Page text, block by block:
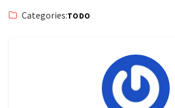
Categories:TODO